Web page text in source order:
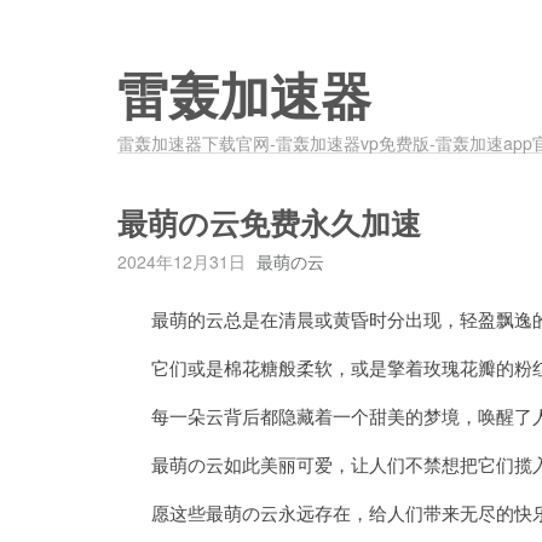
雷轰加速器
雷轰加速器下载官网-雷轰加速器vp免费版-雷轰加速app
最萌の云免费永久加速
2024年12月31日 最萌の云
最萌的云总是在清晨或黄昏时分出现，轻盈飘逸
它们或是棉花糖般柔软，或是擎着玫瑰花瓣的粉
每一朵云背后都隐藏着一个甜美的梦境，唤醒了
最萌の云如此美丽可爱，让人们不禁想把它们揽
愿这些最萌の云永远存在，给人们带来无尽的快